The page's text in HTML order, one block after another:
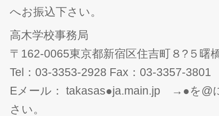
へお振込下さい。
高木学校事務局
〒162-0065東京都新宿区住吉町８?５曙
Tel：03-3353-2928 Fax：03-3357-3801
Eメール： takasas●ja.main.jp →●を@
さい。